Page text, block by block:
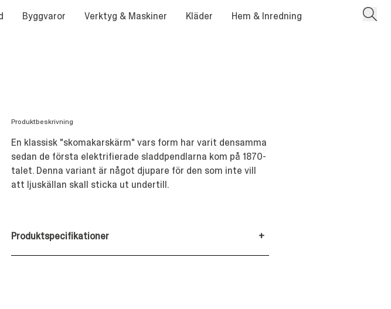
Byggvaror Verktyg & Maskiner Kläder Hem & Inredning
Produktbeskrivning
En klassisk "skomakarskärm" vars form har varit densamma
sedan de första elektrifierade sladdpendlarna kom på 1870-
talet. Denna variant är något djupare för den som inte vill
att ljuskällan skall sticka ut undertill.
Produktspecifikationer +